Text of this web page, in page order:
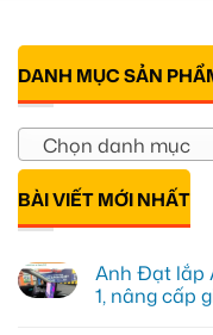
DANH MỤC SẢN
Chọn danh mục
BÀI VIẾT MỚI NHẤT
Anh Đạt lắp
1, nâng cấp